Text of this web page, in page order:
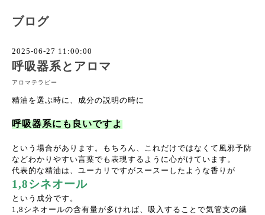
ブログ
2025-06-27 11:00:00
呼吸器系とアロマ
アロマテラピー
精油を選ぶ時に、成分の説明の時に
呼吸器系にも良いですよ
という場合があります。もちろん、これだけではなくて風邪予防
などわかりやすい言葉でも表現するように心がけています。
代表的な精油は、ユーカリですがスースーしたような香りが
1,8シネオール
という成分です。
1,8シネオールの含有量が多ければ、吸入することで気管支の繊